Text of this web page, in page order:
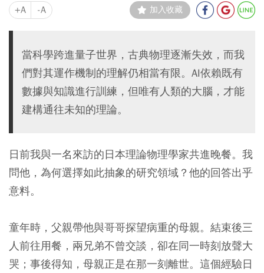
+A -A 加入收藏
當科學跨進量子世界，古典物理逐漸失效，而我
們對其運作機制的理解仍相當有限。AI依賴既有
數據與知識進行訓練，但唯有人類的大腦，才能
建構通往未知的理論。
日前我與一名來訪的日本理論物理學家共進晚餐。我
問他，為何選擇如此抽象的研究領域？他的回答出乎
意料。
童年時，父親帶他與哥哥探望病重的母親。結束後三
人前往用餐，兩兄弟不曾交談，卻在同一時刻放聲大
哭；事後得知，母親正是在那一刻離世。這個經驗日